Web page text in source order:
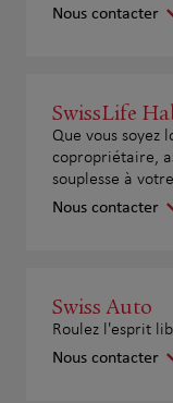
Nous contacter
SwissLife
Que vous soyez
copropriétaire,
souplesse à
Nous contacter
Swiss Auto
Roulez l'esprit
Nous contacter